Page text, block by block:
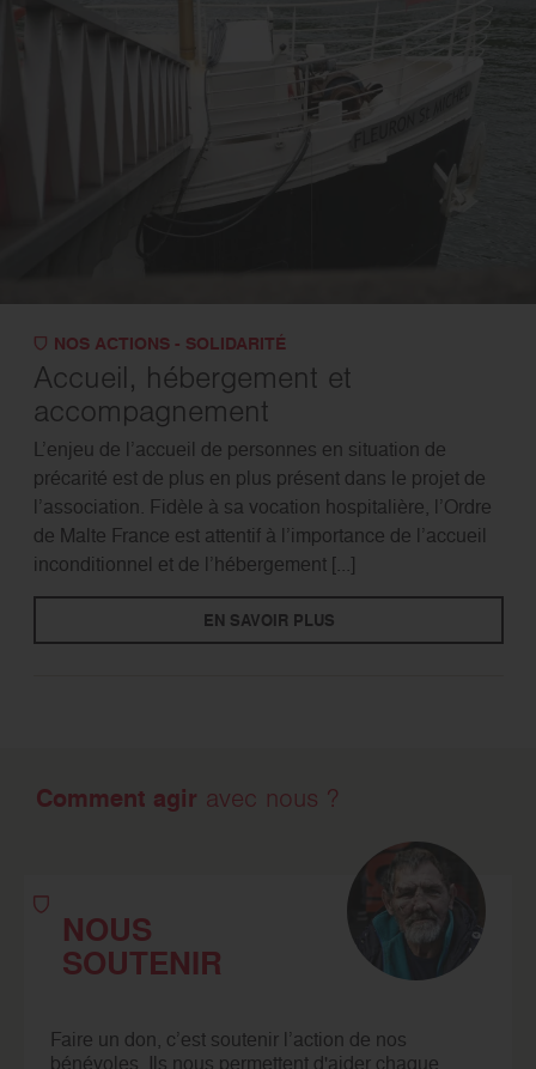
NOS ACTIONS - SOLIDARITÉ
Accueil, hébergement et
accompagnement
L’enjeu de l’accueil de personnes en situation de
précarité est de plus en plus présent dans le projet de
l’association. Fidèle à sa vocation hospitalière, l’Ordre
de Malte France est attentif à l’importance de l’accueil
inconditionnel et de l’hébergement [...]
EN SAVOIR PLUS
Comment agir avec nous ?
NOUS
SOUTENIR
Faire un don, c’est soutenir l’action de nos
bénévoles. Ils nous permettent d'aider chaque